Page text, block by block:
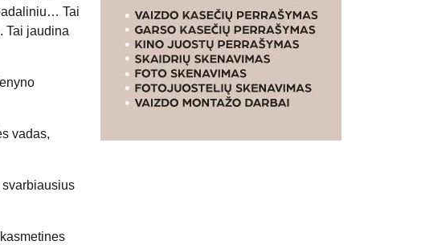
Tai
Tai jaudina
vadas,
svarbiausius